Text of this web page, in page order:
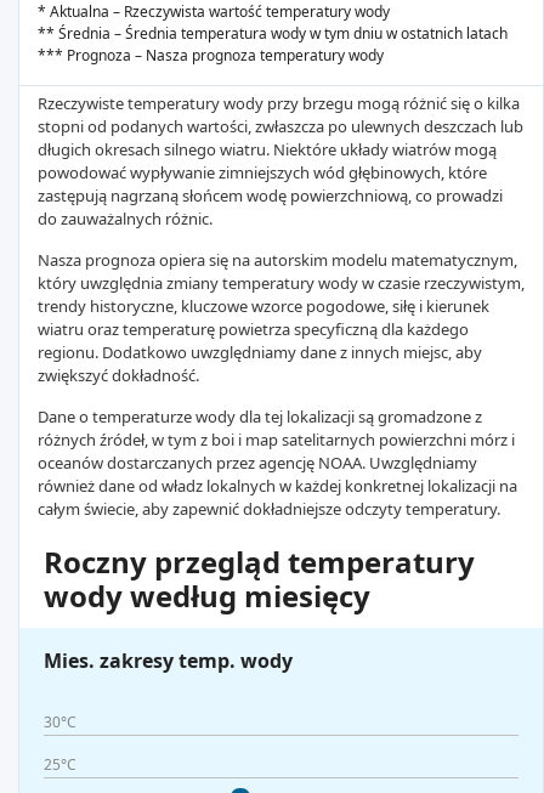
* Aktualna – Rzeczywista wartość temperatury wody
** Średnia – Średnia temperatura wody w tym dniu w ostatnich latach
*** Prognoza – Nasza prognoza temperatury wody
Rzeczywiste temperatury wody przy brzegu mogą różnić się o kilka
stopni od podanych wartości, zwłaszcza po ulewnych deszczach lub
długich okresach silnego wiatru. Niektóre układy wiatrów mogą
powodować wypływanie zimniejszych wód głębinowych, które
zastępują nagrzaną słońcem wodę powierzchniową, co prowadzi
do zauważalnych różnic.
Nasza prognoza opiera się na autorskim modelu matematycznym,
który uwzględnia zmiany temperatury wody w czasie rzeczywistym,
trendy historyczne, kluczowe wzorce pogodowe, siłę i kierunek
wiatru oraz temperaturę powietrza specyficzną dla każdego
regionu. Dodatkowo uwzględniamy dane z innych miejsc, aby
zwiększyć dokładność.
Dane o temperaturze wody dla tej lokalizacji są gromadzone z
różnych źródeł, w tym z boi i map satelitarnych powierzchni mórz i
oceanów dostarczanych przez agencję NOAA. Uwzględniamy
również dane od władz lokalnych w każdej konkretnej lokalizacji na
całym świecie, aby zapewnić dokładniejsze odczyty temperatury.
Roczny przegląd temperatury
wody według miesięcy
Mies. zakresy temp. wody
30°C
25°C